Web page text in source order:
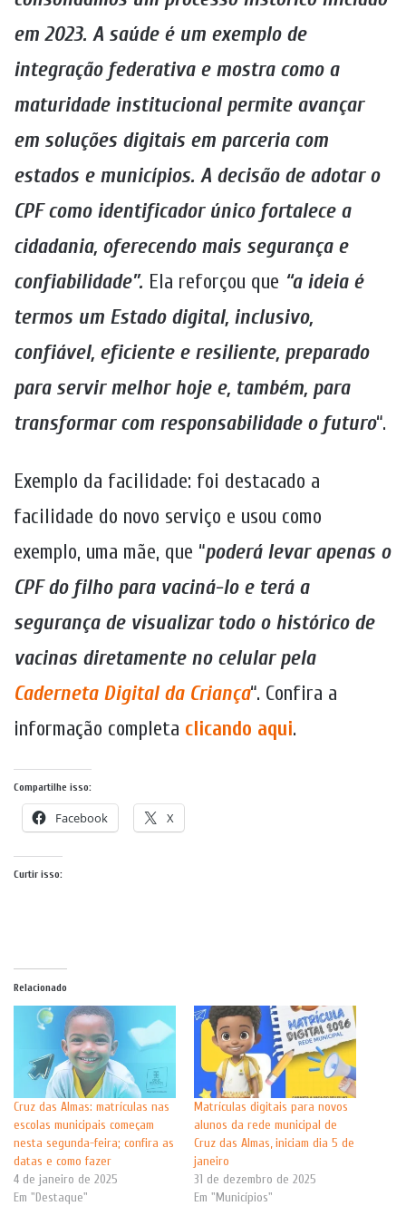
em 2023. A saúde é um exemplo de
integração federativa e mostra como a
maturidade institucional permite avançar
em soluções digitais em parceria com
estados e municípios. A decisão de adotar o
CPF como identificador único fortalece a
cidadania, oferecendo mais segurança e
confiabilidade”. Ela reforçou que “a ideia é
termos um Estado digital, inclusivo,
confiável, eficiente e resiliente, preparado
para servir melhor hoje e, também, para
transformar com responsabilidade o futuro“.
Exemplo da facilidade: foi destacado a
facilidade do novo serviço e usou como
exemplo, uma mãe, que “poderá levar apenas o
CPF do filho para vaciná-lo e terá a
segurança de visualizar todo o histórico de
vacinas diretamente no celular pela
Caderneta Digital da Criança“. Confira a
informação completa clicando aqui.
Compartilhe isso:
Facebook X
Curtir isso:
Relacionado
Cruz das Almas: matrículas nas
escolas municipais começam
nesta segunda-feira; confira as
datas e como fazer
4 de janeiro de 2025
Em "Destaque"
Matrículas digitais para novos
alunos da rede municipal de
Cruz das Almas, iniciam dia 5 de
janeiro
31 de dezembro de 2025
Em "Municípios"